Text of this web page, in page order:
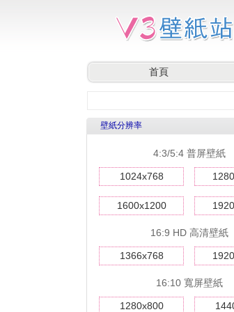
首頁
壁紙分辨率
4:3/5:4 普屏壁紙
1024x768
1600x1200
16:9 HD 高清壁紙
1366x768
16:10 寬屏壁紙
1280x800